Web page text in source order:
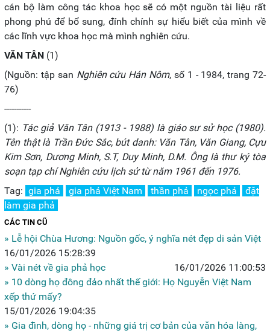
cán bộ làm công tác khoa học sẽ có một nguồn tài liệu rất
phong phú để bổ sung, đính chính sự hiểu biết của mình về
các lĩnh vực khoa học mà mình nghiên cứu.
VĂN TÂN (1)
(Nguồn: tập san Nghiên cứu Hán Nôm, số 1 - 1984, trang 72-
76)
-----------
(1): Tác giả Văn Tân (1913 - 1988) là giáo sư sử học (1980).
Tên thật là Trần Đức Sắc, bút danh: Văn Tân, Văn Giang, Cựu
Kim Sơn, Dương Minh, S.T, Duy Minh, D.M. Ông là thư ký tòa
soạn tạp chí Nghiên cứu lịch sử từ năm 1961 đến 1976.
Tag: gia phả gia phả Việt Nam thần phả ngọc phả
đặt
làm gia phả
CÁC TIN CŨ
» Lễ hội Chùa Hương: Nguồn gốc, ý nghĩa nét đẹp di sản Việt
16/01/2026 15:28:39
» Vài nét về gia phả học
16/01/2026 11:00:53
» 10 dòng họ đông đảo nhất thế giới: Họ Nguyễn Việt Nam
xếp thứ mấy?
15/01/2026 19:04:35
» Gia đình, dòng họ - những giá trị cơ bản của văn hóa làng,